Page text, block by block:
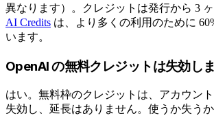
異なります）。クレジットは発行から 3
AI Credits は、より多くの利用のために
います。
OpenAI の無料クレジットは失効し
はい。無料枠のクレジットは、アカウン
失効し、延長はありません。使うか失うか